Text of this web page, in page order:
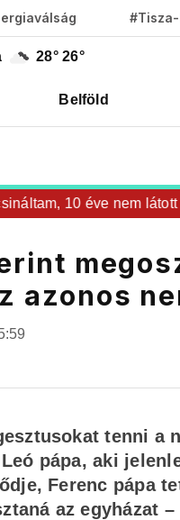
28° 26°
Belföld
10 éve nem látott
azonos
tenni a
pápa, aki
Ferenc pápa
az egyházat